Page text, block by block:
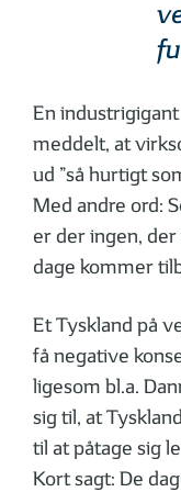
En
meddelt, at
ud ”så hurtigt
Med andre ord:
er der ingen,
dage kommer
Et Tyskland på
få negative
ligesom bl.a.
sig til, at
til at påtage sig
Kort sagt: De